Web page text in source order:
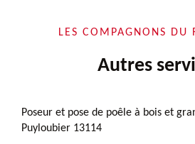
LES COMPAGNONS DU
Autres
Poseur et pose de poêle à bois et
Puyloubier 13114